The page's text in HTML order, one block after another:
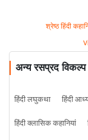
श्रेष्ठ हिंदी
अन्य रसप्रद विकल्प
हिंदी लघुकथा हिंदी
हिंदी क्लासिक कहानियां